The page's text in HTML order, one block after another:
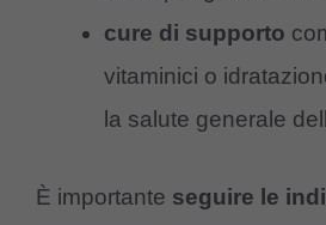
cure di supporto
vitaminici o
la salute generale
È importante seguire le